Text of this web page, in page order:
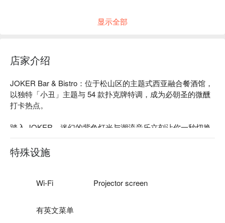
显示全部
店家介绍
JOKER Bar & Bistro：位于松山区的主题式西亚融合餐酒馆，
以独特「小丑」主题与 54 款扑克牌特调，成为必朝圣的微醺
打卡热点。
踏入 JOKER，迷幻的紫色灯光与潮流音乐立刻让你一秒切换
到派对模式！从墙上的小丑涂鸦到热闹的 Beer Pong 游戏，每
个角落都充满惊喜，让人彻底放松、沉浸在周末的狂欢氛围
里。
无论是下班小酌或周末聚会，这里最让人难忘的是：懂吃也懂
霸气的「酥烤战斧猪排」，满足你挑剔的味蕾。而最经典的莫
过于那副「扑克牌酒单」，54 张牌代表 54 款特调，依花色与
特殊设施
Wi-Fi Projector screen
有英文菜单